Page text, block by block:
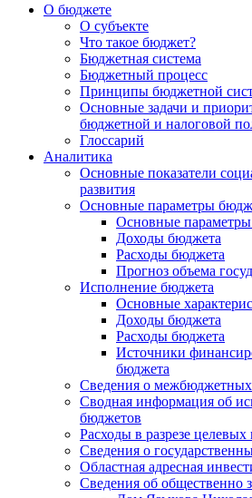
О бюджете
О субъекте
Что такое бюджет?
Бюджетная система
Бюджетный процесс
Принципы бюджетной
Основные задачи и
бюджетной и налоговой
Глоссарий
Аналитика
Основные показатели
развития
Основные параметры
Основные
Доходы бюджета
Расходы бюджета
Прогноз объема
Исполнение бюджета
Основные
Доходы бюджета
Расходы бюджета
Источники
бюджета
Сведения о
Сводная информация об
бюджетов
Расходы в разрезе целевых
Сведения о
Областная адресная
Сведения об общественно